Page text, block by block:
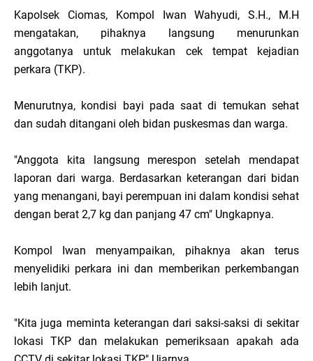
Kapolsek Ciomas, Kompol Iwan Wahyudi, S.H., M.H
mengatakan, pihaknya langsung menurunkan
anggotanya untuk melakukan cek tempat kejadian
perkara (TKP).
Menurutnya, kondisi bayi pada saat di temukan sehat
dan sudah ditangani oleh bidan puskesmas dan warga.
"Anggota kita langsung merespon setelah mendapat
laporan dari warga. Berdasarkan keterangan dari bidan
yang menangani, bayi perempuan ini dalam kondisi sehat
dengan berat 2,7 kg dan panjang 47 cm" Ungkapnya.
Kompol Iwan menyampaikan, pihaknya akan terus
menyelidiki perkara ini dan memberikan perkembangan
lebih lanjut.
"Kita juga meminta keterangan dari saksi-saksi di sekitar
lokasi TKP dan melakukan pemeriksaan apakah ada